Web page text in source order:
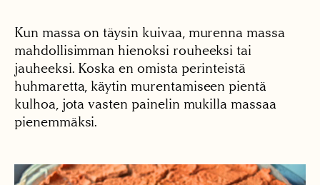
Kun massa on täysin kuivaa, murenna massa
mahdollisimman hienoksi rouheeksi tai
jauheeksi. Koska en omista perinteistä
huhmaretta, käytin murentamiseen pientä
kulhoa, jota vasten painelin mukilla massaa
pienemmäksi.